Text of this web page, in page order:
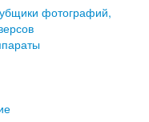
фотографий,